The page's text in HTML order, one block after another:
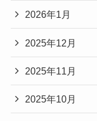
2026年1月
2025年12月
2025年11月
2025年10月